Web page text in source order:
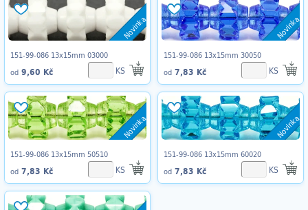
Novinka
151-99-086 13x15mm 03000
od 9,60 Kč KS
Novinka
151-99-086 13x15mm 30050
od 7,83 Kč KS
Novinka
151-99-086 13x15mm 50510
od 7,83 Kč KS
Novinka
151-99-086 13x15mm 60020
od 7,83 Kč KS